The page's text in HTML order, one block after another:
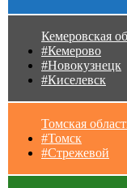
Кемеровская
#Кемерово
#Новокузнецк
#Киселевск
Томская
#Томск
#Стрежевой